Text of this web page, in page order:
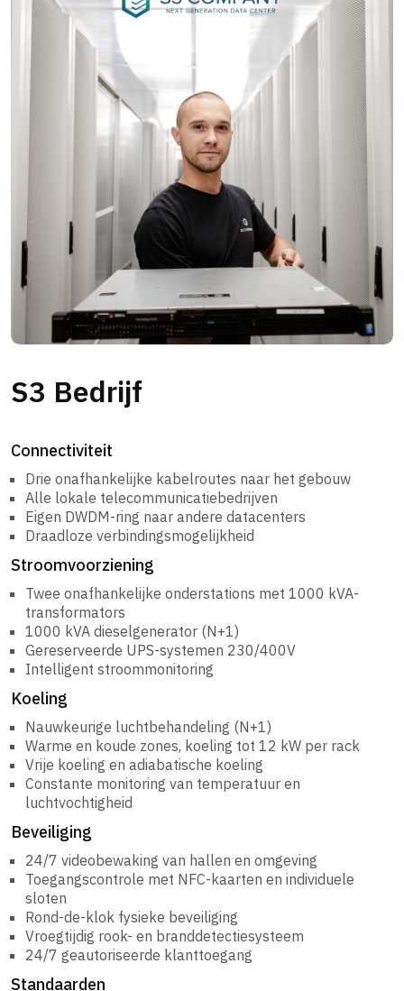
S3 Bedrijf
Connectiviteit
Drie onafhankelijke kabelroutes naar het gebouw
Alle lokale telecommunicatiebedrijven
Eigen DWDM-ring naar andere datacenters
Draadloze verbindingsmogelijkheid
Stroomvoorziening
Twee onafhankelijke onderstations met 1000 kVA-
transformators
1000 kVA dieselgenerator (N+1)
Gereserveerde UPS-systemen 230/400V
Intelligent stroommonitoring
Koeling
Nauwkeurige luchtbehandeling (N+1)
Warme en koude zones, koeling tot 12 kW per rack
Vrije koeling en adiabatische koeling
Constante monitoring van temperatuur en
luchtvochtigheid
Beveiliging
24/7 videobewaking van hallen en omgeving
Toegangscontrole met NFC-kaarten en individuele
sloten
Rond-de-klok fysieke beveiliging
Vroegtijdig rook- en branddetectiesysteem
24/7 geautoriseerde klanttoegang
Standaarden